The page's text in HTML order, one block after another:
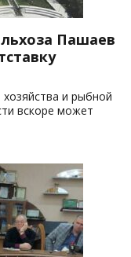
Пашаев
и рыбной
вскоре может